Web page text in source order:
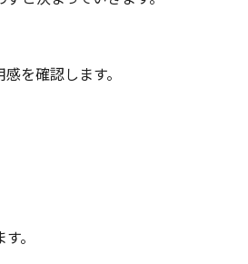
を確認します。
。